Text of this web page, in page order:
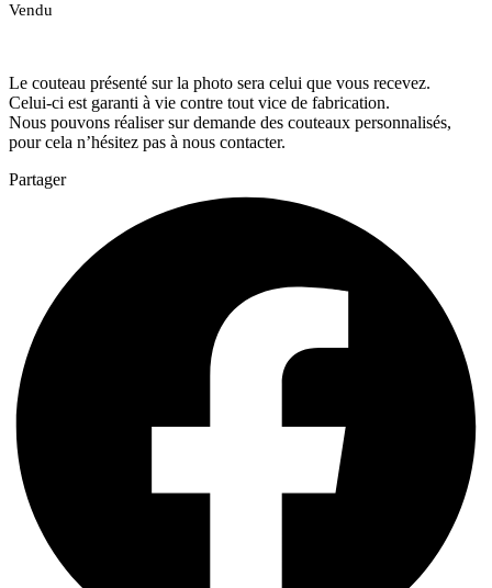
Vendu
Le couteau présenté sur la photo sera celui que vous recevez.
Celui-ci est garanti à vie contre tout vice de fabrication.
Nous pouvons réaliser sur demande des couteaux personnalisés,
pour cela n’hésitez pas à nous contacter.
Partager